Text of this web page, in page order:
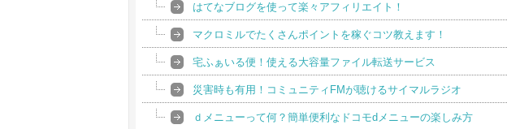
はてなブログを使って楽々アフィリエイト！
マクロミルでたくさんポイントを稼ぐコツ教えます！
宅ふぁいる便！使える大容量ファイル転送サービス
災害時も有用！コミュニティFMが聴けるサイマルラジオ
ｄメニューって何？簡単便利なドコモdメニューの楽しみ方